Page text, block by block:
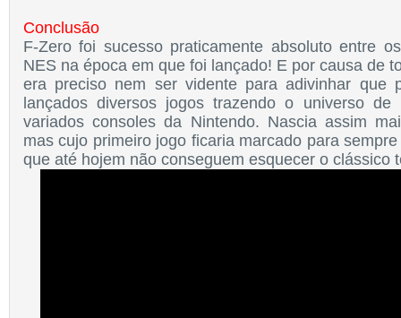
Conclusão
F-Zero foi sucesso praticamente absoluto entre
NES na época em que foi lançado! E por causa de
era preciso nem ser vidente para adivinhar que
lançados diversos jogos trazendo o universo
variados consoles da Nintendo. Nascia assim
mas cujo primeiro jogo ficaria marcado para
que até hojem não conseguem esquecer o clássico